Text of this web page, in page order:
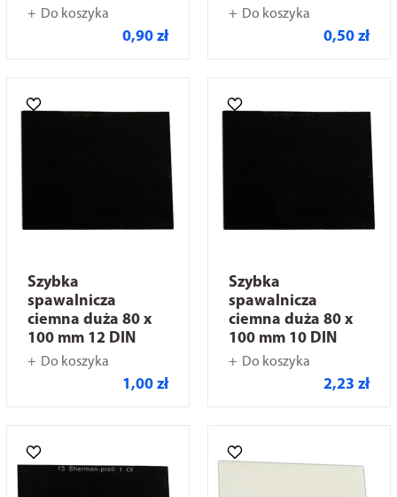
Do koszyka
0,90 zł
Do koszyka
0,50 zł
Szybka
spawalnicza
ciemna duża 80 x
100 mm 12 DIN
Do koszyka
1,00 zł
Szybka
spawalnicza
ciemna duża 80 x
100 mm 10 DIN
Do koszyka
2,23 zł